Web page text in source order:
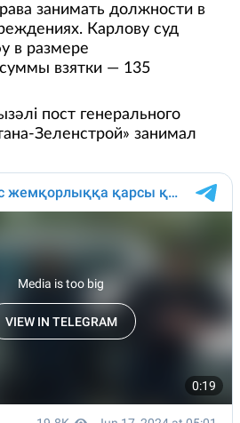
занимать должности в
Карлову суд
в размере
взятки — 135
пост генерального
Зеленстрой» занимал